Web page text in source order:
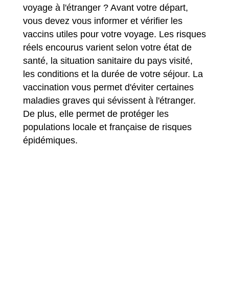
voyage à l'étranger ? Avant votre départ,
vous devez vous informer et vérifier les
vaccins utiles pour votre voyage. Les risques
réels encourus varient selon votre état de
santé, la situation sanitaire du pays visité,
les conditions et la durée de votre séjour. La
vaccination vous permet d'éviter certaines
maladies graves qui sévissent à l'étranger.
De plus, elle permet de protéger les
populations locale et française de risques
épidémiques.